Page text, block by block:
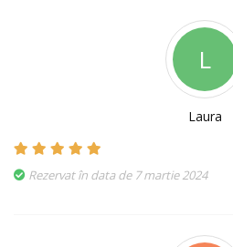
L
Laura
Rezervat în data de 7 martie 2024